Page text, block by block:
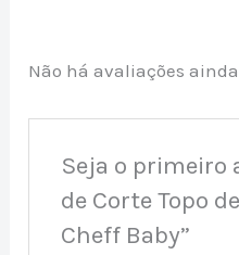
Não há avaliações
Seja o primeiro
de Corte Topo
Cheff Baby”